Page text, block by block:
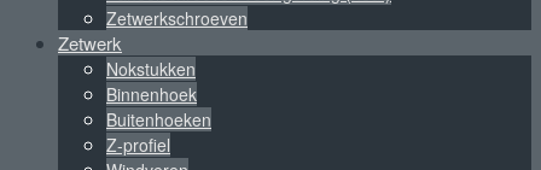
Zetwerkschroeven
Zetwerk
Nokstukken
Binnenhoek
Buitenhoeken
Z-profiel